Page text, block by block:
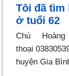
Tôi đã tìm
ở tuổi 62
Chú
thoại
huyện Gia